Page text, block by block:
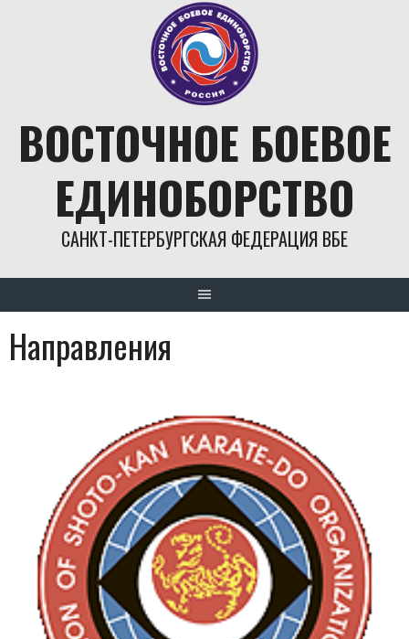
ВОСТОЧНОЕ БОЕВОЕ
ЕДИНОБОРСТВО
САНКТ-ПЕТЕРБУРГСКАЯ ФЕДЕРАЦИЯ ВБЕ
Направления